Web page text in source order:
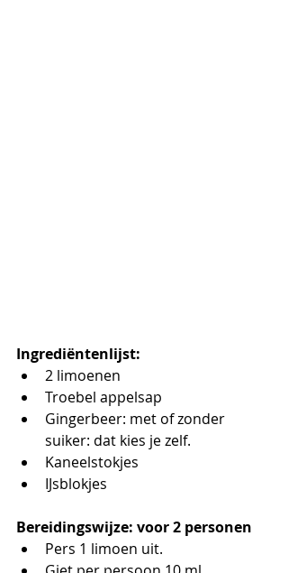
Ingrediëntenlijst:
2 limoenen
Troebel appelsap
Gingerbeer: met of zonder
suiker: dat kies je zelf.
Kaneelstokjes
IJsblokjes
Bereidingswijze: voor 2 personen
Pers 1 limoen uit.